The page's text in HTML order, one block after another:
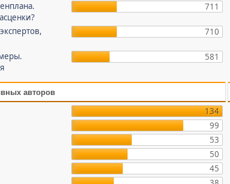
711
710
581
авторов
134
99
53
50
45